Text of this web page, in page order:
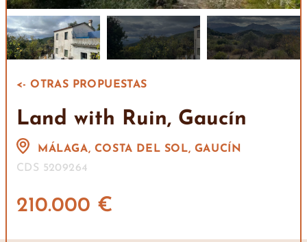
<- OTRAS PROPUESTAS
Land with Ruin, Gaucín
MÁLAGA, COSTA DEL SOL, GAUCÍN
CDS 5209264
210.000 €